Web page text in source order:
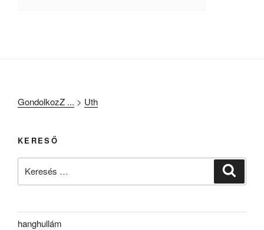
GondolkozZ ... > Uth
KERESŐ
hanghullám